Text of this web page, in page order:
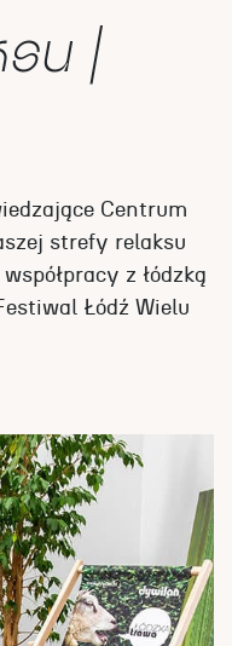
|
Centrum
strefy relaksu
z łódzką
Łódź Wielu